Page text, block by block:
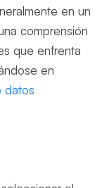
en un
comprensión
que enfrenta
en
datos